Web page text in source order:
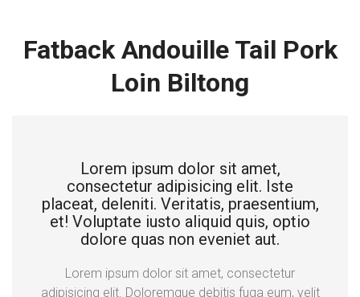
Fatback Andouille Tail Pork
Loin Biltong
Lorem ipsum dolor sit amet,
consectetur adipisicing elit. Iste
placeat, deleniti. Veritatis, praesentium,
et! Voluptate iusto aliquid quis, optio
dolore quas non eveniet aut.
Lorem ipsum dolor sit amet, consectetur
adipisicing elit. Doloremque debitis fuga eum, velit